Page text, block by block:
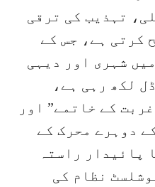
تہذیب کی ترقی
کرتی ہے، جس کے
شہری اور دیہی
لکھ رہی ہے،
کے خاتمے” اور
دوہرے محرک کے
پائیدار راستہ
نظام کی